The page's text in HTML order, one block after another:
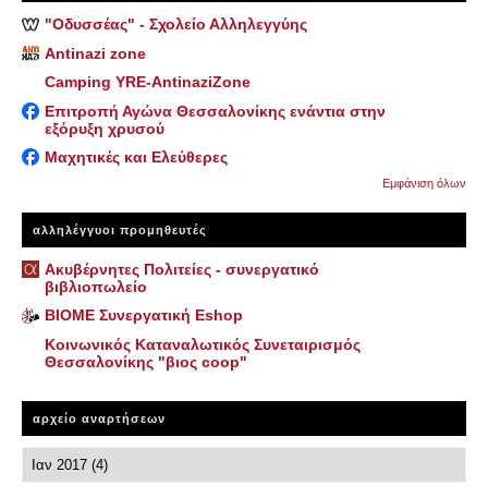
"Οδυσσέας" - Σχολείο Αλληλεγγύης
Antinazi zone
Camping YRE-AntinaziZone
Επιτροπή Αγώνα Θεσσαλονίκης ενάντια στην
εξόρυξη χρυσού
Μαχητικές και Ελεύθερες
Εμφάνιση όλων
αλληλέγγυοι προμηθευτές
Ακυβέρνητες Πολιτείες - συνεργατικό
βιβλιοπωλείο
ΒΙΟΜΕ Συνεργατική Eshop
Κοινωνικός Καταναλωτικός Συνεταιρισμός
Θεσσαλονίκης "βιος coop"
αρχείο αναρτήσεων